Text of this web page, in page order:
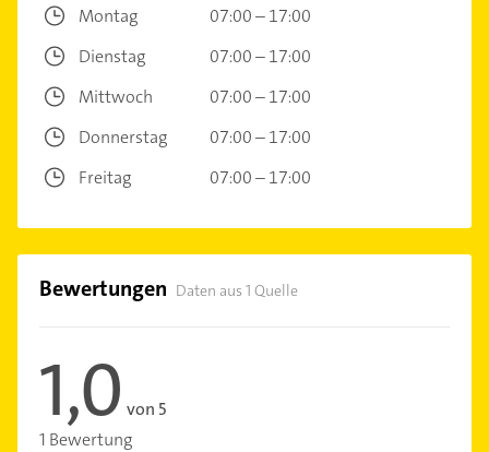
Montag
07:00 – 17:00
Dienstag
07:00 – 17:00
Mittwoch
07:00 – 17:00
Donnerstag
07:00 – 17:00
Freitag
07:00 – 17:00
Bewertungen Daten aus 1 Quelle
1,0 von 5
1 Bewertung